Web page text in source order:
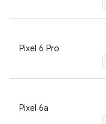
Pixel 6 Pro
Pixel 6a